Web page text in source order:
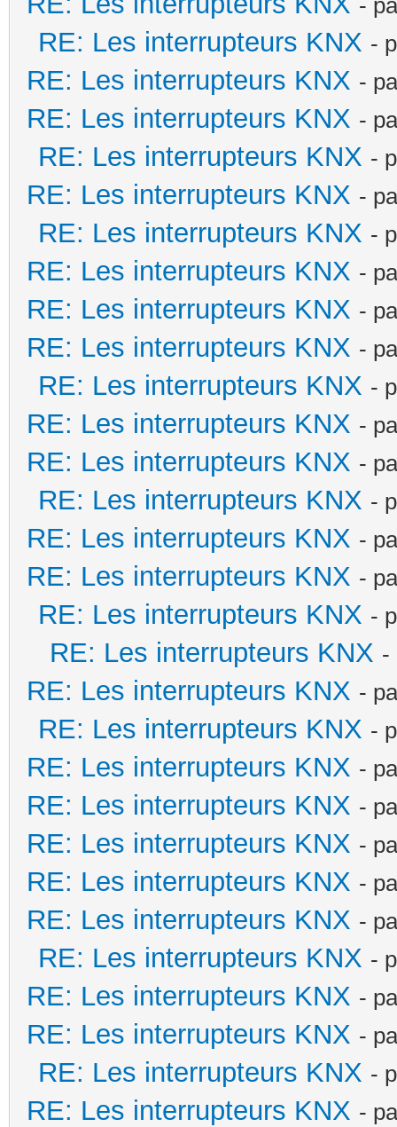
RE: Les interrupteurs KNX -
RE: Les interrupteurs KNX -
RE: Les interrupteurs KNX -
RE: Les interrupteurs KNX -
RE: Les interrupteurs KNX -
RE: Les interrupteurs KNX -
RE: Les interrupteurs KNX -
RE: Les interrupteurs KNX -
RE: Les interrupteurs KNX -
RE: Les interrupteurs KNX -
RE: Les interrupteurs KNX -
RE: Les interrupteurs KNX -
RE: Les interrupteurs KNX -
RE: Les interrupteurs KNX -
RE: Les interrupteurs KNX -
RE: Les interrupteurs KNX -
RE: Les interrupteurs KNX -
RE: Les interrupteurs KNX -
RE: Les interrupteurs KNX -
RE: Les interrupteurs KNX -
RE: Les interrupteurs KNX -
RE: Les interrupteurs KNX -
RE: Les interrupteurs KNX -
RE: Les interrupteurs KNX -
RE: Les interrupteurs KNX -
RE: Les interrupteurs KNX -
RE: Les interrupteurs KNX -
RE: Les interrupteurs KNX -
RE: Les interrupteurs KNX -